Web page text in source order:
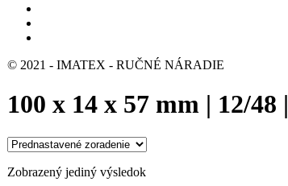
© 2021 - IMATEX - RUČNÉ NÁRADIE
100 x 14 x 57 mm | 12/48 |
Zobrazený jediný výsledok